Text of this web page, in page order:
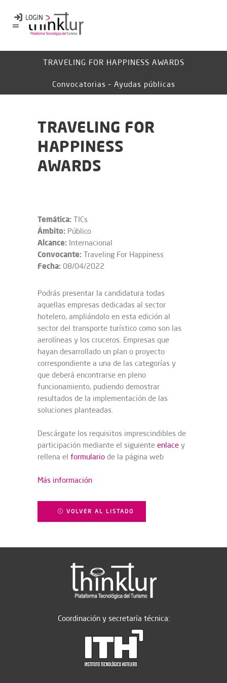
TRAVELING FOR HAPPINESS AWARDS
Convocatorias – Ayudas públicas
TRAVELING FOR
HAPPINESS
AWARDS
Temática: TICs
Ámbito: Público
Alcance: Internacional
Convocante: Traveling For Happiness
Fecha: 08/04/2022
Podrás presentar la candidatura todas
aquellas empresas dedicadas al sector
hotelero, ampliándolo en esta edición al
sector del transporte turístico como son las
aerolíneas y los cruceros. Empresas que
hayan desarrollado un plan o proyecto
correspondiente a una de las categorías y
que deberá encontrarse en pleno
funcionamiento, pudiendo demostrar
resultados de la implementación de las
soluciones planteadas.
Descárgate los requisitos imprescindibles de
participación mediante el siguiente enlace y
rellena el formulario de la página web
Más información
VOLVER AL LISTADO
Coordinación y secretaría técnica: